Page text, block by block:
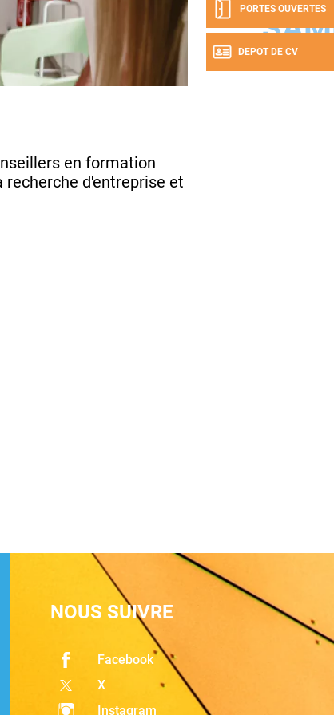
PORTES OUVERTES
DEPOT DE CV
en formation
d'entreprise et
NOUS SUIVRE
Facebook
X
Instagram